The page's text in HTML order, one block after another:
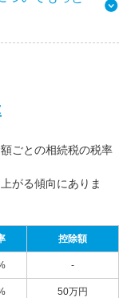
ごとの相続税の税率
がる傾向にありま
控除額
-
50万円